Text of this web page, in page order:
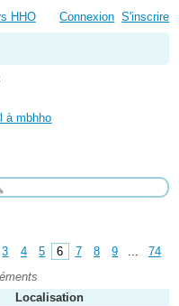
HHO Connexion S'inscrire
à mbhho
3 4 5 6 7 8 9
74
Localisation